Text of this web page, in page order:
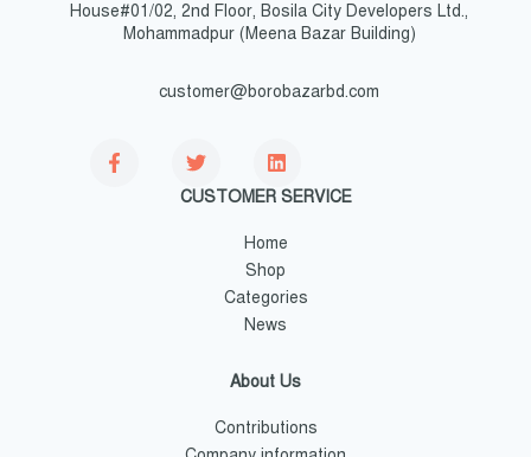
House#01/02, 2nd Floor, Bosila City Developers Ltd.,
Mohammadpur (Meena Bazar Building)
customer@borobazarbd.com
CUSTOMER SERVICE
Home
Shop
Categories
News
About Us
Contributions